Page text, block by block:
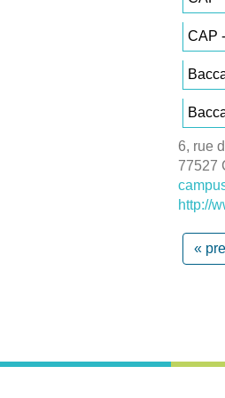
CAP
6, rue
77527
http://
«